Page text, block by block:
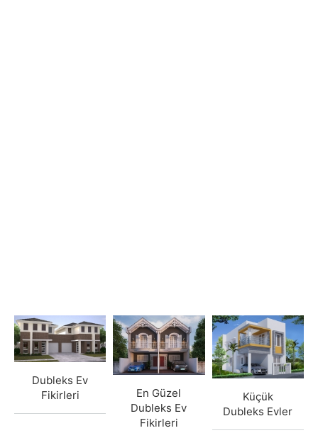
Dubleks Ev
Fikirleri
En Güzel
Dubleks Ev
Fikirleri
Küçük
Dubleks Evler